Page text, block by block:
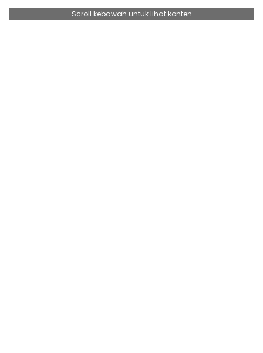
Scroll kebawah untuk lihat konten